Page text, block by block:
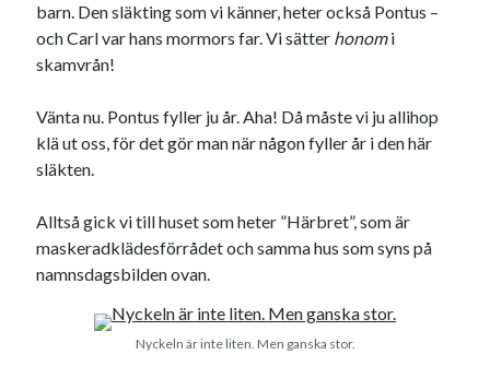
Dessa har något gemensamt
Fantastiskt välformulerad moderecensent
Dessa har något helt annat gemensamt
En amerikansk språkpolis
Fula biblioteksböcker
Egna länkar
barn. Den släkting som vi känner, heter också Pontus –
och Carl var hans mormors far. Vi sätter honomi
skamvrån!
Vänta nu. Pontus fyller ju år. Aha! Då måste vi ju allihop
klä ut oss, för det gör man när någon fyller år i den här
släkten.
Alltså gick vi till huset som heter ”Härbret”, som är
maskeradklädesförrådet och samma hus som syns på
namnsdagsbilden ovan.
Nyckeln är inte liten. Men ganska stor.